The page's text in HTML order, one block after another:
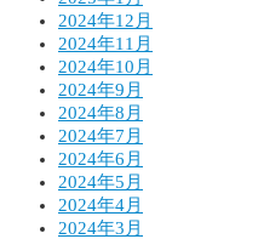
2024年12月
2024年11月
2024年10月
2024年9月
2024年8月
2024年7月
2024年6月
2024年5月
2024年4月
2024年3月